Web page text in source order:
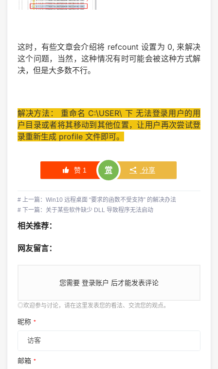
这时，有些文章会介绍将 refcount 设置为 0, 来解决
这个问题，当然，这种情况有时可能会被这种方式解
决，但是大多数不行。
解决方法： 重命名 C:\USER\ 下 无法登录用户的用
户目录或者将其移动到其他位置，让用户再次尝试登
录重新生成 profile 文件即可。
赞 1 赏 分享
# 上一篇：Win10 远程桌面 “要求的函数不受支持” 的解决办法
# 下一篇：关于某些软件缺少 DLL 导致程序无法启动
相关推荐：
网友留言：
您需要 登录账户 后才能发表评论
◎欢迎参与讨论，请在这里发表您的看法、交流您的观点。
昵称 *
邮箱 *